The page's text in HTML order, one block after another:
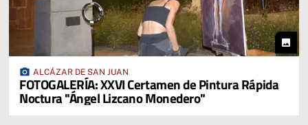
photo
photo_camera ALCÁZAR DE SAN JUAN
FOTOGALERÍA: XXVI Certamen de Pintura Rápida
Noctura "Ángel Lizcano Monedero"